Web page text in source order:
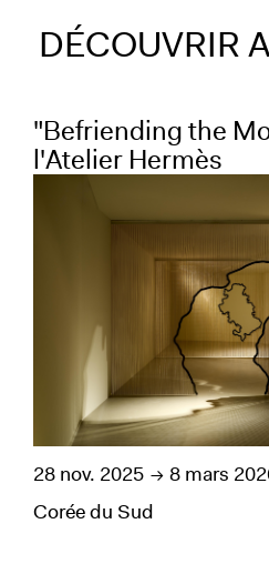
DÉCOUVRIR
"Befriending the
l'Atelier Hermès
28 nov. 2025
8 mars
Corée du Sud